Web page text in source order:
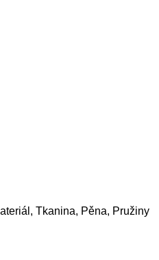
Tkanina, Pěna, Pružiny